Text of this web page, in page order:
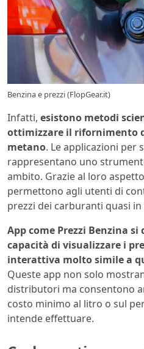
Benzina e prezzi (FlopGear.it)
Infatti, esistono metodi
ottimizzare il rifornimento
metano. Le applicazioni per
rappresentano uno
ambito. Grazie al loro
permettono agli utenti di
prezzi dei carburanti quasi
App come Prezzi Benzina
capacità di visualizzare i
interattiva molto simile a
Queste app non solo
distributori ma consentono
costo minimo al litro o sul
intende effettuare.